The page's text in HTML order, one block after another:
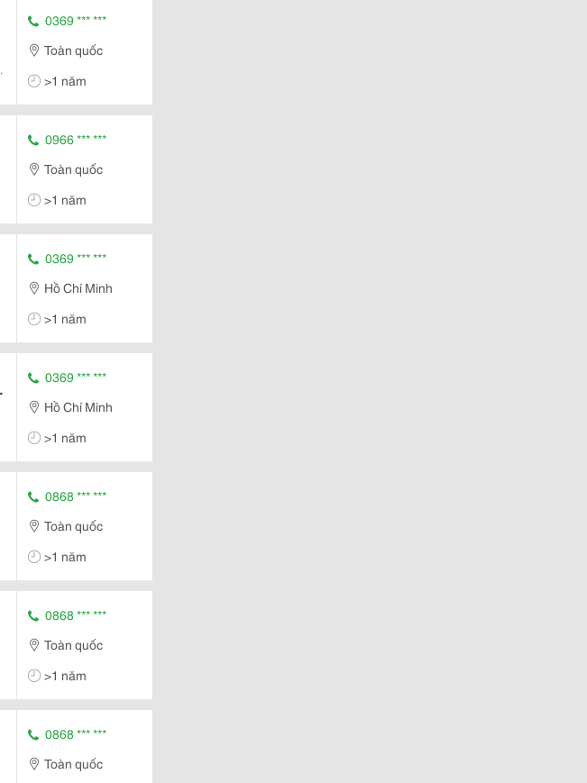
0369 *** ***
Toàn quốc
>1 năm
0966 *** ***
Toàn quốc
>1 năm
0369 *** ***
Hồ Chí Minh
>1 năm
0369 *** ***
Hồ Chí Minh
>1 năm
0868 *** ***
Toàn quốc
>1 năm
0868 *** ***
Toàn quốc
>1 năm
0868 *** ***
Toàn quốc